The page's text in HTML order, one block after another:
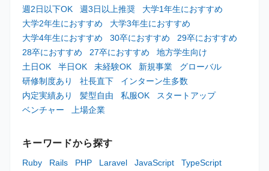
週2日以下OK
週3日以上推奨
大学1年生におすすめ
大学2年生におすすめ
大学3年生におすすめ
大学4年生におすすめ
30卒におすすめ
29卒におすすめ
28卒におすすめ
27卒におすすめ
地方学生向け
土日OK
半日OK 未経験OK 新規事業
グローバル
研修制度あり
社長直下
インターン生多数
内定実績あり
髪型自由 私服OK
スタートアップ
ベンチャー
上場企業
キーワードから探す
Ruby Rails PHP Laravel JavaScript
TypeScript